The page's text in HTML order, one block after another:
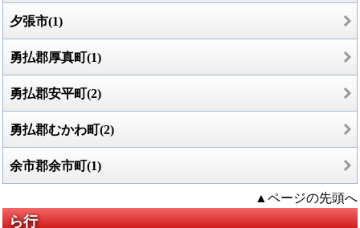
夕張市(1)
勇払郡厚真町(1)
勇払郡安平町(2)
勇払郡むかわ町(2)
余市郡余市町(1)
▲ページの先頭へ
ら行